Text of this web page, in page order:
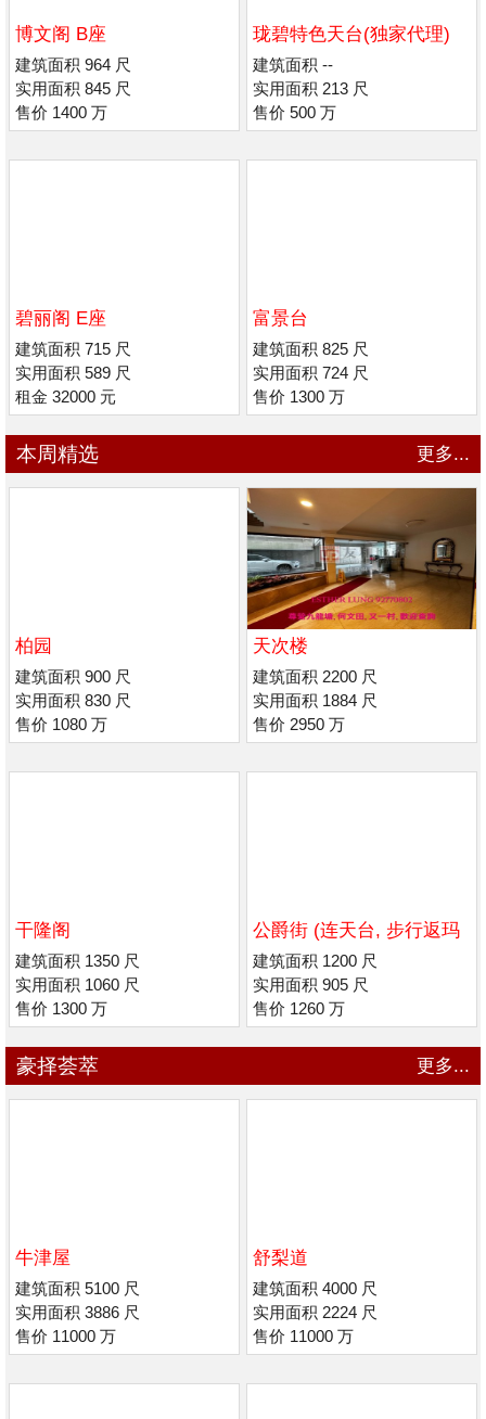
博文阁 B座
建筑面积 964 尺
实用面积 845 尺
售价 1400 万
珑碧特色天台(独家代理)
建筑面积 --
实用面积 213 尺
售价 500 万
碧丽阁 E座
建筑面积 715 尺
实用面积 589 尺
租金 32000 元
富景台
建筑面积 825 尺
实用面积 724 尺
售价 1300 万
本周精选 更多...
柏园
建筑面积 900 尺
实用面积 830 尺
售价 1080 万
天次楼
建筑面积 2200 尺
实用面积 1884 尺
售价 2950 万
干隆阁
建筑面积 1350 尺
实用面积 1060 尺
售价 1300 万
公爵街 (连天台, 步行返玛
利诺/男 拔萃书院
建筑面积 1200 尺
实用面积 905 尺
售价 1260 万
豪择荟萃 更多...
牛津屋
建筑面积 5100 尺
实用面积 3886 尺
售价 11000 万
舒梨道
建筑面积 4000 尺
实用面积 2224 尺
售价 11000 万